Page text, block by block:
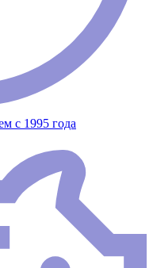
с 1995 года